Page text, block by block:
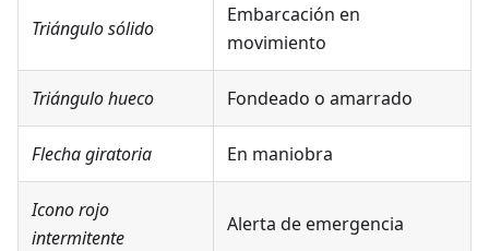
Triángulo sólido
Embarcación en
movimiento
Triángulo hueco Fondeado o amarrado
Flecha giratoria En maniobra
Icono rojo
intermitente
Alerta de emergencia